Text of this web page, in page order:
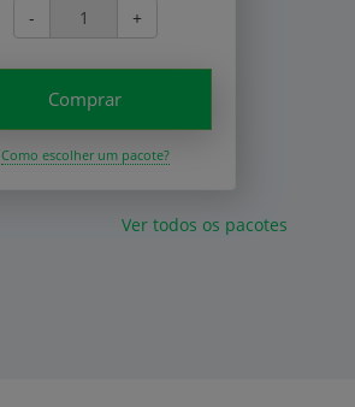
- +
Comprar
Como escolher um pacote?
Ver todos os pacotes